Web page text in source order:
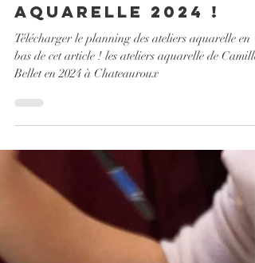
les ateliers
aquarelle 2024 !
Télécharger le planning des ateliers aquarelle en
bas de cet article ! les ateliers aquarelle de Camille